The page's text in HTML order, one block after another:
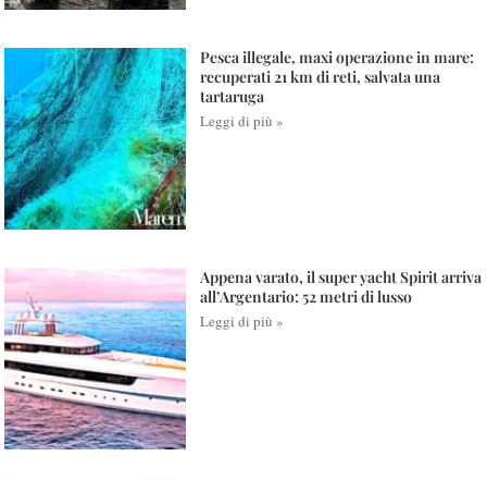
Pesca illegale, maxi operazione in mare:
recuperati 21 km di reti, salvata una
tartaruga
Leggi di più »
Appena varato, il super yacht Spirit arriva
all’Argentario: 52 metri di lusso
Leggi di più »